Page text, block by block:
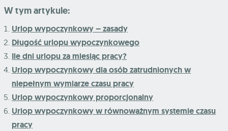
W tym artykule:
Urlop wypoczynkowy – zasady
Długość urlopu wypoczynkowego
Ile dni urlopu za miesiąc pracy?
Urlop wypoczynkowy dla osób zatrudnionych w
niepełnym wymiarze czasu pracy
Urlop wypoczynkowy proporcjonalny
Urlop wypoczynkowy w równoważnym systemie czasu
pracy